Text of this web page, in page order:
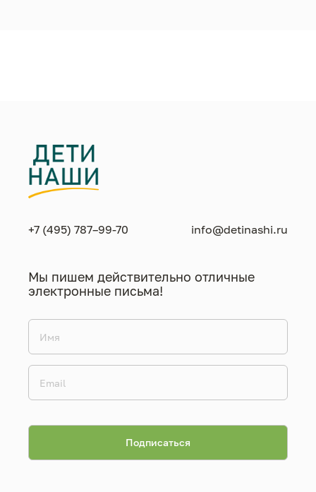
+7 (495) 787–99-70 info@detinashi.ru
Мы пишем действительно отличные
электронные письма!